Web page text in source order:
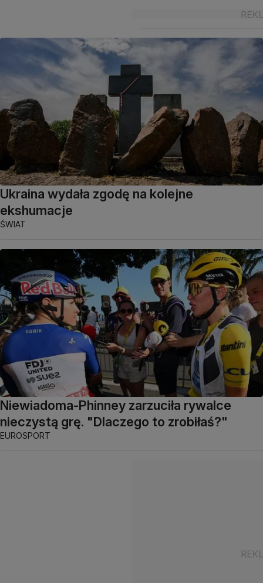
Ukraina wydała zgodę na kolejne
ekshumacje
ŚWIAT
Niewiadoma-Phinney zarzuciła rywalce
nieczystą grę. "Dlaczego to zrobiłaś?"
EUROSPORT